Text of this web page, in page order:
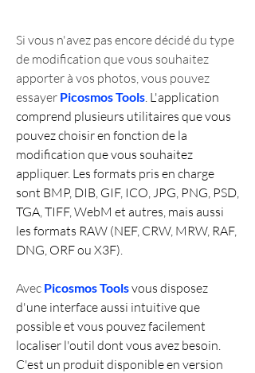
Si vous n'avez pas encore décidé du type
de modification que vous souhaitez
apporter à vos photos, vous pouvez
essayer Picosmos Tools . L'application
comprend plusieurs utilitaires que vous
pouvez choisir en fonction de la
modification que vous souhaitez
appliquer. Les formats pris en charge
sont BMP, DIB, GIF, ICO, JPG, PNG, PSD,
TGA, TIFF, WebM et autres, mais aussi
les formats RAW (NEF, CRW, MRW, RAF,
DNG, ORF ou X3F).
Avec Picosmos Tools vous disposez
d'une interface aussi intuitive que
possible et vous pouvez facilement
localiser l'outil dont vous avez besoin.
C'est un produit disponible en version